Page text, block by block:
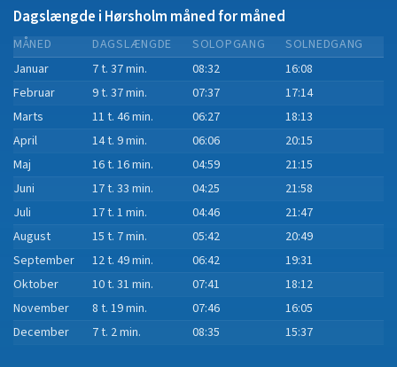
Dagslængde i Hørsholm måned for måned
MÅNED DAGSLÆNGDE SOLOPGANG
SOLNEDGANG
Januar
7 t. 37 min. 08:32
16:08
Februar
9 t. 37 min. 07:37
17:14
Marts
11 t. 46 min. 06:27
18:13
April
14 t. 9 min. 06:06
20:15
Maj
16 t. 16 min. 04:59
21:15
Juni
17 t. 33 min. 04:25
21:58
Juli
17 t. 1 min. 04:46
21:47
August
15 t. 7 min. 05:42
20:49
September
12 t. 49 min. 06:42
19:31
Oktober
10 t. 31 min. 07:41
18:12
November
8 t. 19 min. 07:46
16:05
December
7 t. 2 min. 08:35 15:37